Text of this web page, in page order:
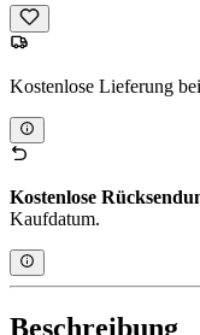
Kostenlose Lieferung
Kostenlose
Kaufdatum.
Beschreibung